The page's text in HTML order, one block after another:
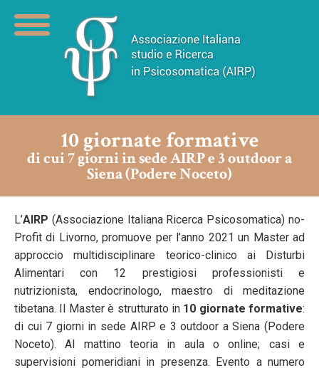
10 giornate formative
di cui 7 giorni in sede AIRP e 3 outdoor a
Siena (Podere Noceto)
L’AIRP (Associazione Italiana Ricerca Psicosomatica) no-
Profit di Livorno, promuove per l’anno 2021 un Master ad
approccio multidisciplinare teorico-clinico ai Disturbi
Alimentari con 12 prestigiosi professionisti e
nutrizionista, endocrinologo, maestro di meditazione
tibetana. Il Master è strutturato in 10 giornate formative:
di cui 7 giorni in sede AIRP e 3 outdoor a Siena (Podere
Noceto). Al mattino teoria in aula o online; casi e
supervisioni pomeridiani in presenza. Evento a numero